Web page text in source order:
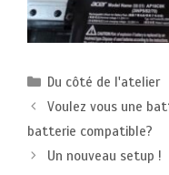
Catégories
Du côté de l'atelier
Voulez vous une
batterie compatible?
Un nouveau setup !